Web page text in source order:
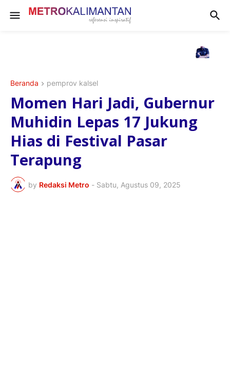
Beranda pemprov kalsel
Momen Hari Jadi, Gubernur
Muhidin Lepas 17 Jukung
Hias di Festival Pasar
Terapung
by Redaksi Metro - Sabtu, Agustus 09, 2025